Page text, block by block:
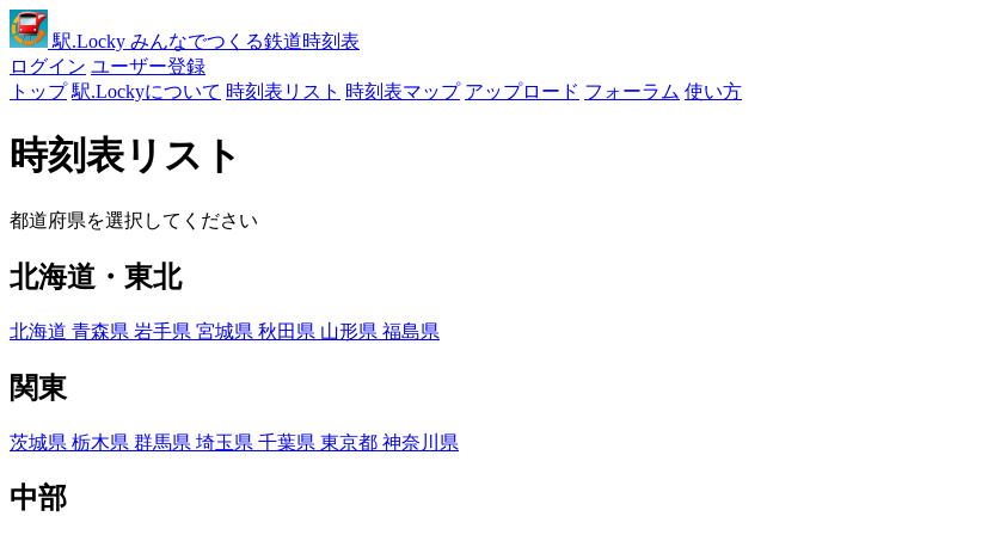
駅.Locky みんなでつくる鉄道時刻表
ログイン ユーザー登録
トップ 駅.Lockyについて 時刻表リスト 時刻表マップ アップロード フォーラム 使い方
時刻表リスト
都道府県を選択してください
北海道・東北
北海道 青森県 岩手県 宮城県 秋田県 山形県 福島県
関東
茨城県 栃木県 群馬県 埼玉県 千葉県 東京都 神奈川県
中部